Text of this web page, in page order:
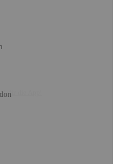
dir die App!